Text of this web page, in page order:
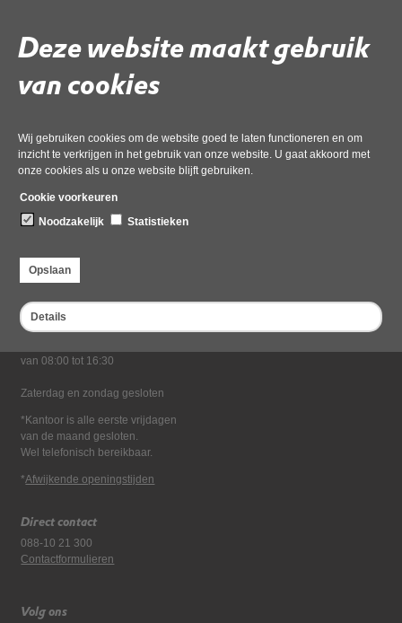
Deze website maakt gebruik
van cookies
Wij gebruiken cookies om de website goed te laten functioneren en om
inzicht te verkrijgen in het gebruik van onze website. U gaat akkoord met
onze cookies als u onze website blijft gebruiken.
Cookie voorkeuren
Noodzakelijk
Statistieken
Opslaan
Details
Deel deze pagina
Bezoekadres
Postadres
Openingstijden kantoor
van 08:00 tot 16:30
Zaterdag en zondag gesloten
*Kantoor is alle eerste vrijdagen
van de maand gesloten.
Wel telefonisch bereikbaar.
*Afwijkende openingstijden
Direct contact
088-10 21 300
Contactformulieren
Volg ons